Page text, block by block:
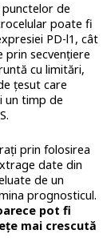
de
poate fi
PD-l1, cât
prin secvențiere
cu limitări,
țesut care
un timp de
prin folosirea
date din
de un
prognosticul.
pot fi
mai crescută